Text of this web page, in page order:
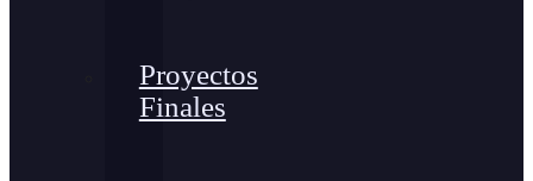
Proyectos
Finales